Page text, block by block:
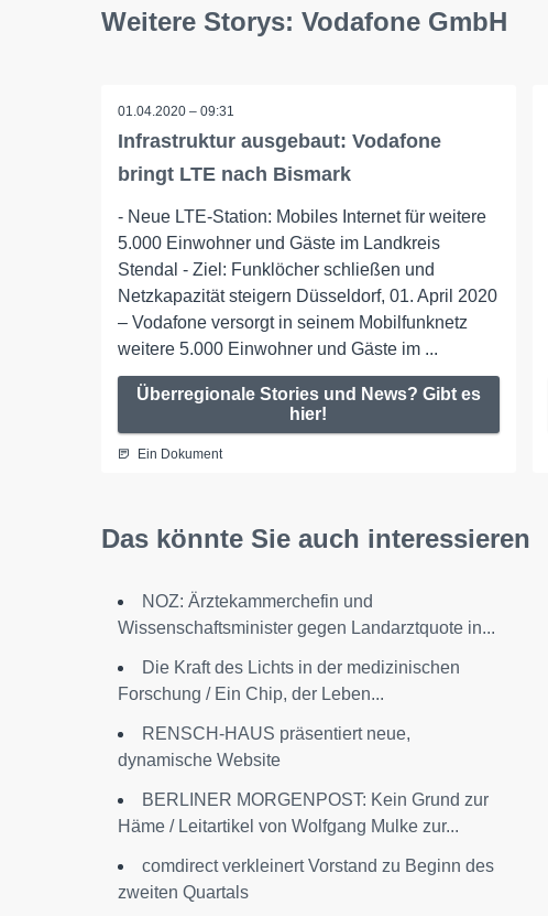
Weitere Storys: Vodafone GmbH
01.04.2020 – 09:31
Infrastruktur ausgebaut: Vodafone
bringt LTE nach Bismark
- Neue LTE-Station: Mobiles Internet für weitere
5.000 Einwohner und Gäste im Landkreis
Stendal - Ziel: Funklöcher schließen und
Netzkapazität steigern Düsseldorf, 01. April 2020
– Vodafone versorgt in seinem Mobilfunknetz
weitere 5.000 Einwohner und Gäste im ...
Überregionale Stories und News? Gibt es
hier!
Ein Dokument
Das könnte Sie auch interessieren
NOZ: Ärztekammerchefin und
Wissenschaftsminister gegen Landarztquote in...
Die Kraft des Lichts in der medizinischen
Forschung / Ein Chip, der Leben...
RENSCH-HAUS präsentiert neue,
dynamische Website
BERLINER MORGENPOST: Kein Grund zur
Häme / Leitartikel von Wolfgang Mulke zur...
comdirect verkleinert Vorstand zu Beginn des
zweiten Quartals